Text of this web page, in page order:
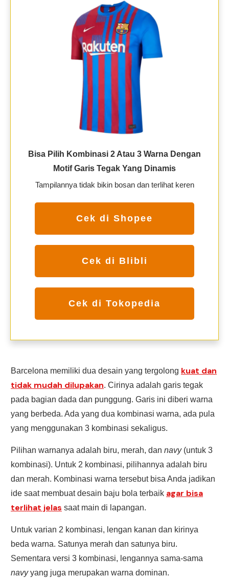
Bisa Pilih Kombinasi 2 Atau 3 Warna Dengan
Motif Garis Tegak Yang Dinamis
Tampilannya tidak bikin bosan dan terlihat keren
Cek di Shopee
Cek di Blibli
Cek di Tokopedia
Barcelona memiliki dua desain yang tergolong kuat dan
tidak mudah dilupakan. Cirinya adalah garis tegak
pada bagian dada dan punggung. Garis ini diberi warna
yang berbeda. Ada yang dua kombinasi warna, ada pula
yang menggunakan 3 kombinasi sekaligus.
Pilihan warnanya adalah biru, merah, dan navy(untuk 3
kombinasi). Untuk 2 kombinasi, pilihannya adalah biru
dan merah. Kombinasi warna tersebut bisa Anda jadikan
ide saat membuat desain baju bola terbaik agar bisa
terlihat jelas saat main di lapangan.
Untuk varian 2 kombinasi, lengan kanan dan kirinya
beda warna. Satunya merah dan satunya biru.
Sementara versi 3 kombinasi, lengannya sama-sama
navyyang juga merupakan warna dominan.